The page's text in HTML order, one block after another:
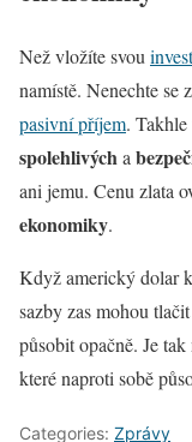
Než vložíte svou
namístě. Nenechte se
pasivní příjem.
spolehlivýcha
ani jemu. Cenu zlata
ekonomiky.
Když americký dolar
sazby zas mohou
působit opačně. Je
které naproti sobě
Categories: Zprávy